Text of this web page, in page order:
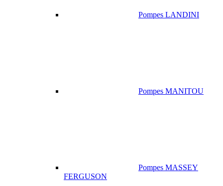
Pompes LANDINI
Pompes MANITOU
Pompes MASSEY
FERGUSON